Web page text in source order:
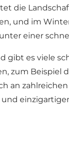
die
und im
einer
gibt es viele
zum Beispiel
an